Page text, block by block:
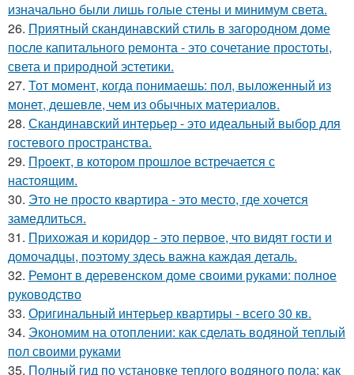
изначально были лишь голые стены и минимум света.
26. Приятный скандинавский стиль в загородном доме
после капитального ремонта - это сочетание простоты,
света и природной эстетики.
27. Тот момент, когда понимаешь: пол, выложенный из
монет, дешевле, чем из обычных материалов.
28. Скандинавский интерьер - это идеальный выбор для
гостевого пространства.
29. Проект, в котором прошлое встречается с
настоящим.
30. Это не просто квартира - это место, где хочется
замедлиться.
31. Прихожая и коридор - это первое, что видят гости и
домочадцы, поэтому здесь важна каждая деталь.
32. Ремонт в деревенском доме своими руками: полное
руководство
33. Оригинальный интерьер квартиры - всего 30 кв.
34. Экономим на отоплении: как сделать водяной теплый
пол своими руками
35. Полный гид по установке теплого водяного пола: как